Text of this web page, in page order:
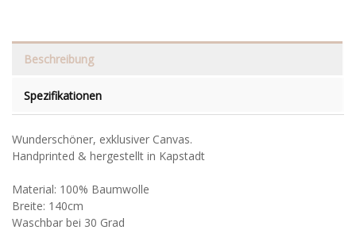
Beschreibung
Spezifikationen
Wunderschöner, exklusiver Canvas.
Handprinted & hergestellt in Kapstadt
Material: 100% Baumwolle
Breite: 140cm
Waschbar bei 30 Grad